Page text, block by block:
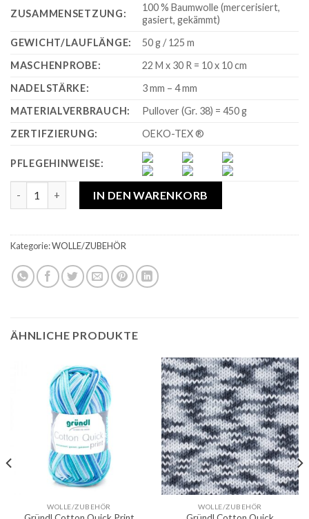
ZUSAMMENSETZUNG:
100 % Baumwolle (mercerisiert,
gasiert, gekämmt)
GEWICHT/LAUFLÄNGE:
50 g / 125 m
MASCHENPROBE:
22 M x 30 R = 10 x 10 cm
NADELSTÄRKE:
3 mm – 4 mm
MATERIALVERBRAUCH:
Pullover (Gr. 38) = 450 g
ZERTIFZIERUNG:
OEKO-TEX ®
PFLEGEHINWEISE:
IN DEN WARENKORB
Kategorie:WOLLE/ZUBEHÖR
ÄHNLICHE PRODUKTE
WOLLE/ZUBEHÖR WOLLE/ZUBEHÖR